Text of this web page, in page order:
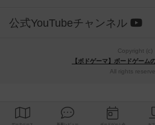
公式YouTubeチャンネル
Copyright (c)
【ボドゲーマ】ボードゲーム
All rights